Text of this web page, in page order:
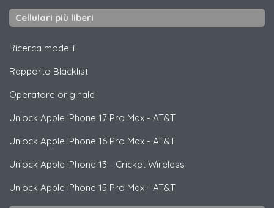
Cellulari più liberi
Ricerca modelli
Rapporto Blacklist
Operatore originale
Unlock Apple iPhone 17 Pro Max - AT&T
Unlock Apple iPhone 16 Pro Max - AT&T
Unlock Apple iPhone 13 - Cricket Wireless
Unlock Apple iPhone 15 Pro Max - AT&T